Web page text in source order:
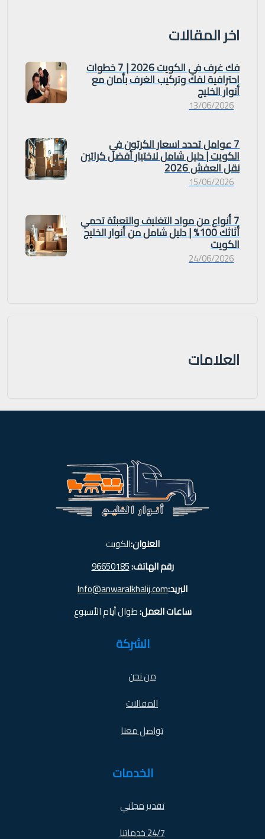
اخر المقالات
فك غرف في الكويت 2026 | 7 خطوات
احترافية لفك وتركيب الغرف بأمان مع
أنوار الخليج
13/06/2026
7 عوامل تحدد اسعار الكرتون في
الكويت | دليل شامل لاختيار أفضل كراتين
نقل العفش 2026
15/06/2026
7 أنواع من مواد التغليف والتعبئة تحمي
أثاثك 100% | دليل شامل من أنوار الخليج
الكويت
24/06/2026
العلامات
العنوان:الكويت
رقم الهاتف:96650185
البريد:Info@anwaralkhalij.com
ساعات العمل:طوال أيام الأسبوع
الشركة
من نحن
المقالات
تواصل معنا
الخدمات
تقدير مجاني
24/7 خدماتنا